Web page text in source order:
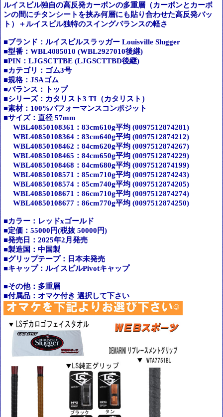
ルイスビル独自の高反発カーボンの多重層（カーボンとカーボ
ンの間にチタンシートを挟み何層にも貼り合わせた高反発バッ
ト）＋ルイスビル独特のスイングバランスの軽さ
■ブランド：ルイスビルスラッガー Louisville Slugger
■型番：WBL4085010 (WBL2927010後継)
■PIN：LJGSCTTBE (LJGSCTTBD後継)
■カテゴリ：ゴム3号
■規格：JSAゴム
■バランス：トップ
■シリーズ：カタリスト3 TI（カタリスト）
■素材：100%パフォーマンスコンポジット
■サイズ：直径 57mm
WBL40850108361：83cm610g平均 (0097512874281)
WBL40850108364：83cm640g平均 (0097512874212)
WBL40850108462：84cm620g平均 (0097512874267)
WBL40850108465：84cm650g平均 (0097512874229)
WBL40850108468：84cm680g平均 (0097512874199)
WBL40850108571：85cm710g平均 (0097512874243)
WBL40850108574：85cm740g平均 (0097512874205)
WBL40850108671：86cm710g平均 (0097512874274)
WBL40850108677：86cm770g平均 (0097512874250)
■カラー：レッドxゴールド
■定価：55000円(税抜 50000円)
■発売日：2025年2月発売
■製造国：中国製
■グリップテープ：日本未発売
■キャップ：ルイスビルPivotキャップ
■その他：多重層
■付属品：オマケ付き 選択して下さい